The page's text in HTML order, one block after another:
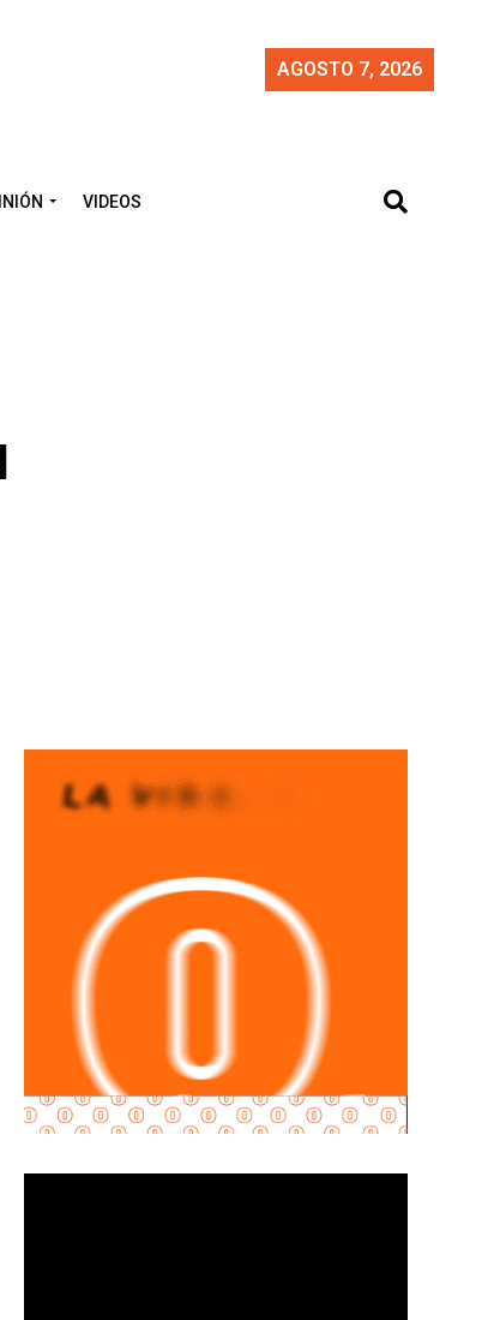
AGOSTO 7, 2026
VIDEOS